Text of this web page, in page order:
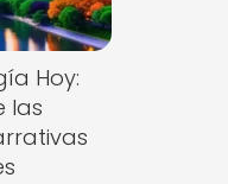
Hoy:
las